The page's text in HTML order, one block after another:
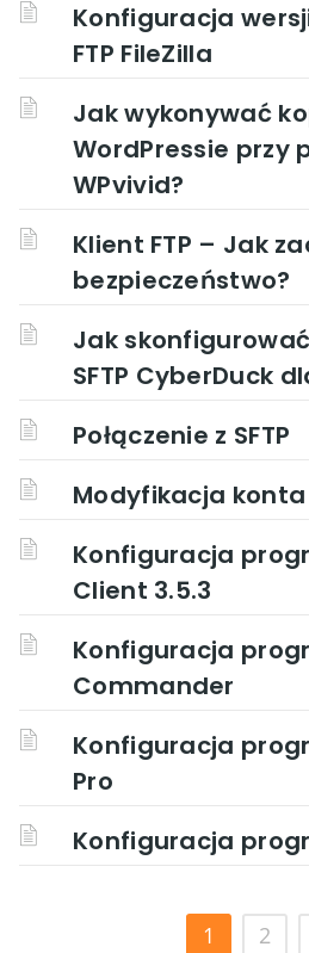
Konfiguracja
FTP FileZilla
Jak wykonywać
WordPressie przy
WPvivid?
Klient FTP – Jak
bezpieczeństwo?
Jak
SFTP CyberDuck
Połączenie z SFTP
Modyfikacja konta
Konfiguracja
Client 3.5.3
Konfiguracja
Commander
Konfiguracja
Pro
Konfiguracja
1 2